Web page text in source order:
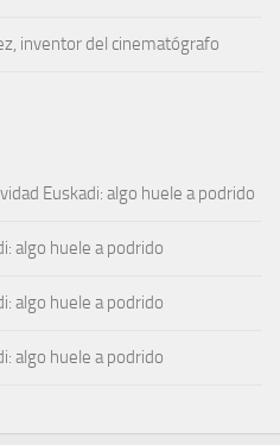
inventor del cinematógrafo
Euskadi: algo huele a podrido
algo huele a podrido
algo huele a podrido
algo huele a podrido